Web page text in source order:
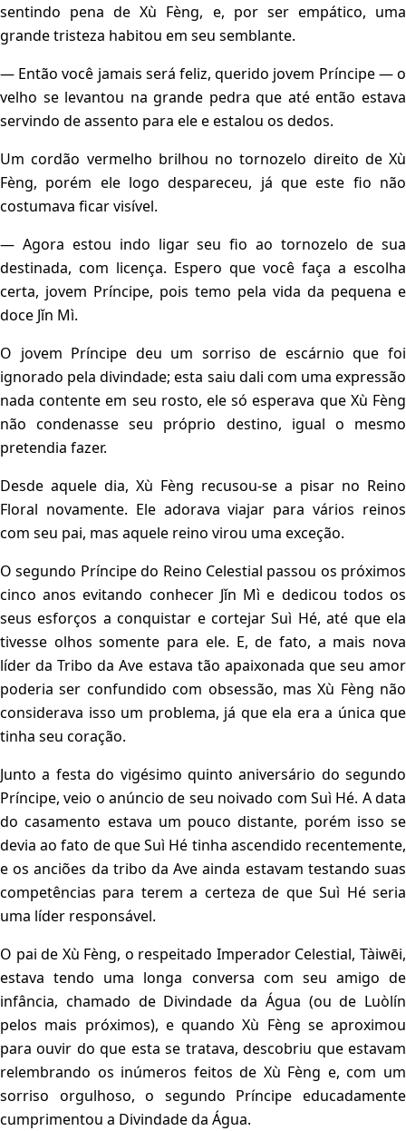
sentindo pena de Xù Fèng, e, por ser empático, uma
grande tristeza habitou em seu semblante.
— Então você jamais será feliz, querido jovem Príncipe — o
velho se levantou na grande pedra que até então estava
servindo de assento para ele e estalou os dedos.
Um cordão vermelho brilhou no tornozelo direito de Xù
Fèng, porém ele logo despareceu, já que este fio não
costumava ficar visível.
— Agora estou indo ligar seu fio ao tornozelo de sua
destinada, com licença. Espero que você faça a escolha
certa, jovem Príncipe, pois temo pela vida da pequena e
doce Jǐn Mì.
O jovem Príncipe deu um sorriso de escárnio que foi
ignorado pela divindade; esta saiu dali com uma expressão
nada contente em seu rosto, ele só esperava que Xù Fèng
não condenasse seu próprio destino, igual o mesmo
pretendia fazer.
Desde aquele dia, Xù Fèng recusou-se a pisar no Reino
Floral novamente. Ele adorava viajar para vários reinos
com seu pai, mas aquele reino virou uma exceção.
O segundo Príncipe do Reino Celestial passou os próximos
cinco anos evitando conhecer Jǐn Mì e dedicou todos os
seus esforços a conquistar e cortejar Suì Hé, até que ela
tivesse olhos somente para ele. E, de fato, a mais nova
líder da Tribo da Ave estava tão apaixonada que seu amor
poderia ser confundido com obsessão, mas Xù Fèng não
considerava isso um problema, já que ela era a única que
tinha seu coração.
Junto a festa do vigésimo quinto aniversário do segundo
Príncipe, veio o anúncio de seu noivado com Suì Hé. A data
do casamento estava um pouco distante, porém isso se
devia ao fato de que Suì Hé tinha ascendido recentemente,
e os anciões da tribo da Ave ainda estavam testando suas
competências para terem a certeza de que Suì Hé seria
uma líder responsável.
O pai de Xù Fèng, o respeitado Imperador Celestial, Tàiwēi,
estava tendo uma longa conversa com seu amigo de
infância, chamado de Divindade da Água (ou de Luòlín
pelos mais próximos), e quando Xù Fèng se aproximou
para ouvir do que esta se tratava, descobriu que estavam
relembrando os inúmeros feitos de Xù Fèng e, com um
sorriso orgulhoso, o segundo Príncipe educadamente
cumprimentou a Divindade da Água.